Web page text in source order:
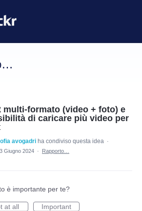
multi-formato (video + foto) e
di caricare più video per
avogadri ha condiviso questa idea ·
Giugno 2024 · Rapporto…
è importante per te?
at all
Important